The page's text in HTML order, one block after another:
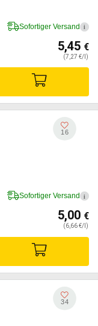
Sofortiger Versand i
5,45 €
(7,27 €/l)
16
Sofortiger Versand i
5,00 €
(6,66 €/l)
34